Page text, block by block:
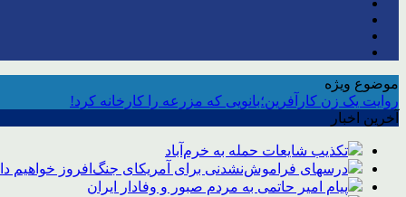
موضوع ویژه
روایت یک زن کارآفرین؛بانویی که مزرعه را کارخانه کرد!
آخرین اخبار
تکذیب شایعات حمله به خرم‌آباد
درسهای فراموش‌نشدنی برای آمریکای جنگ‌افروز خواهیم
پیام امیر حاتمی به مردم صبور و وفادار ایران